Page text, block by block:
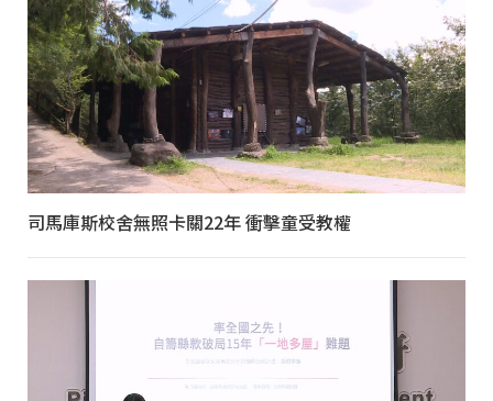
司馬庫斯校舍無照卡關22年 衝擊童受教權